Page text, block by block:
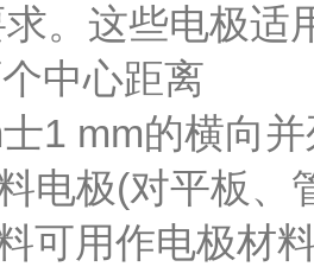
。这些电极适
中心距离
1 mm的横向
电极(对平板、
可用作电极材